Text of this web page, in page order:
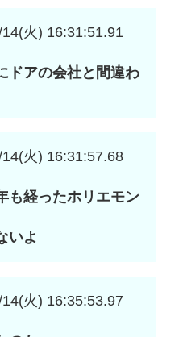
火) 16:31:51.91
ドアの会社と間違わ
火) 16:31:57.68
も経ったホリエモン
いよ
火) 16:35:53.97